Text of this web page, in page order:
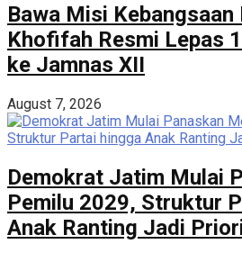
Bawa Misi Kebangsaan
Khofifah Resmi Lepas
ke Jamnas XII
August 7, 2026
Demokrat Jatim Mulai
Pemilu 2029, Struktur
Anak Ranting Jadi